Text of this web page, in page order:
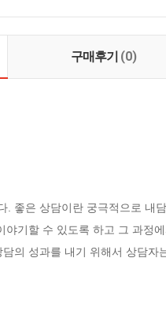
구매후기 (0)
. 좋은 상담이란 궁극적으로 내
야기할 수 있도록 하고 그 과정
의 성과를 내기 위해서 상담